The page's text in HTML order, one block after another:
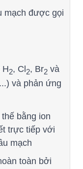
mạch được gọi
H2, Cl2, Br2và
và phản ứng
bằng ion
trực tiếp với
mạch
toàn bởi